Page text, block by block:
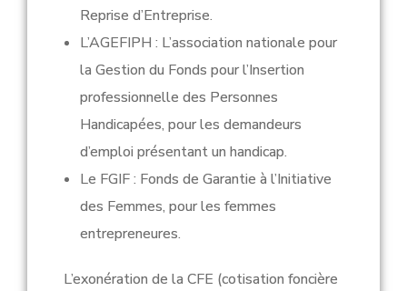
Reprise d’Entreprise.
L’AGEFIPH : L’association nationale pour
la Gestion du Fonds pour l’Insertion
professionnelle des Personnes
Handicapées, pour les demandeurs
d’emploi présentant un handicap.
Le FGIF : Fonds de Garantie à l’Initiative
des Femmes, pourles femmes
entrepreneures.
L’exonération de la CFE (cotisation foncière